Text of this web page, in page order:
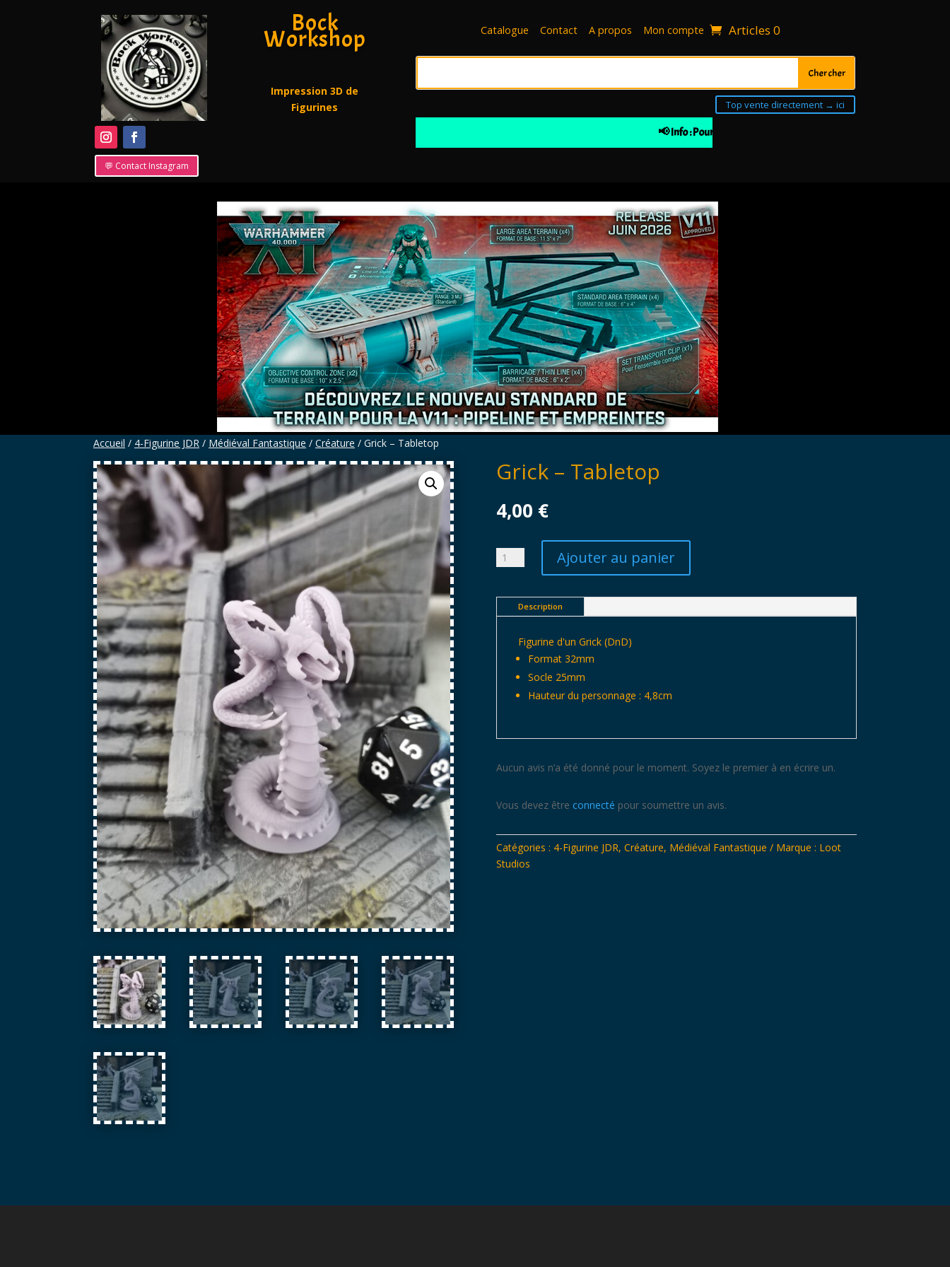
💬 Contact Instagram
Bock
Workshop
Impression 3D de
Figurines
Catalogue Contact A propos Mon compte Articles 0
Top vente directement → ici
📢 Info : Pour votre 1ière commande 10% de remise à partir de 30€
Accueil / 4-Figurine JDR / Médiéval Fantastique / Créature / Grick – Tabletop
Grick – Tabletop
4,00 €
quantité
Tabletop
Ajouter au panier
Description
Figurine d'un Grick (DnD)
Format 32mm
Socle 25mm
Hauteur du personnage : 4,8cm
Aucun avis n’a été donné pour le moment. Soyez le premier à en écrire un.
Vous devez être connecté pour soumettre un avis.
Catégories : 4-Figurine JDR, Créature, Médiéval Fantastique Marque : Loot
Studios